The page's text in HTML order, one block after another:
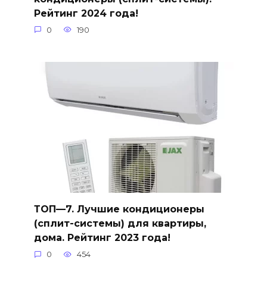
Рейтинг 2024 года!
0 190
ТОП—7. Лучшие кондиционеры
(сплит-системы) для квартиры,
дома. Рейтинг 2023 года!
0 454